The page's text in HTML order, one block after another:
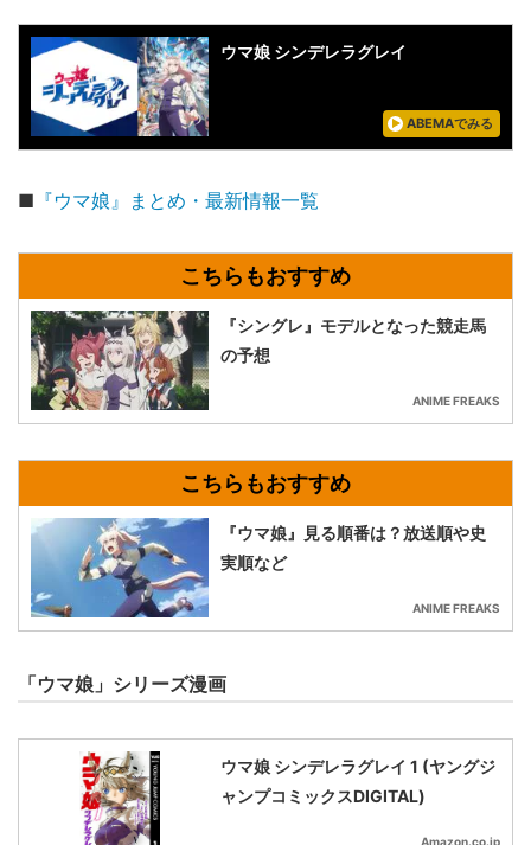
ウマ娘 シンデレラグレイ
ABEMAでみる
■ 『ウマ娘』まとめ・最新情報一覧
『シングレ』モデルとなった競走馬
の予想
ANIME FREAKS
『ウマ娘』見る順番は？放送順や史
実順など
ANIME FREAKS
「ウマ娘」シリーズ漫画
ウマ娘 シンデレラグレイ 1 (ヤングジ
ャンプコミックスDIGITAL)
Amazon.co.jp